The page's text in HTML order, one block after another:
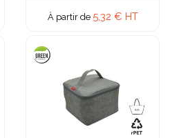
À partir de 5,32 € HT